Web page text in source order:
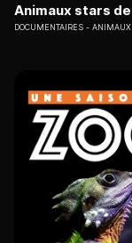
Animaux stars
DOCUMENTAIRES ANIMAUX